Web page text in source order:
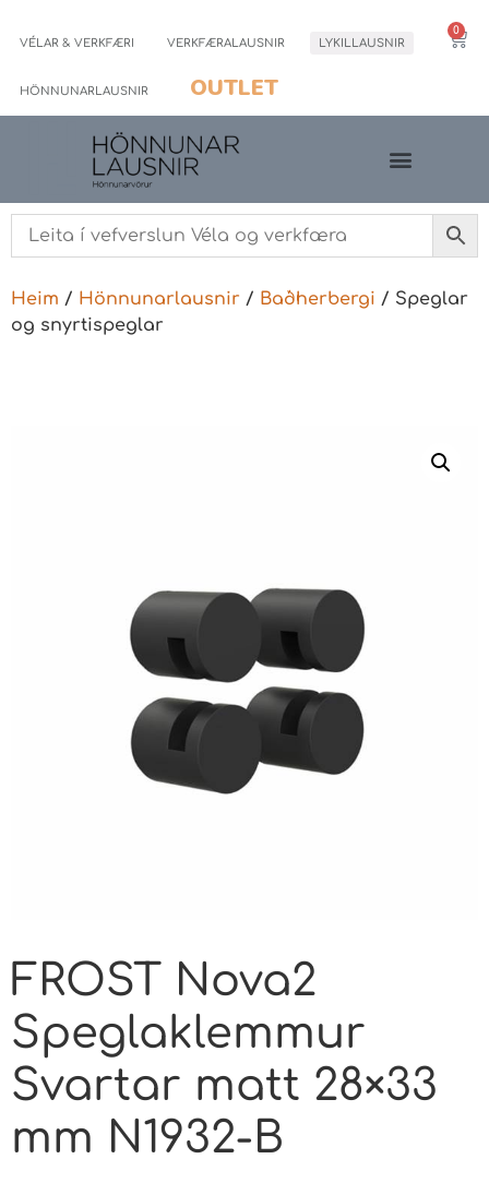
VÉLAR & VERKFÆRI VERKFÆRALAUSNIR LYKILLAUSNIR
HÖNNUNARLAUSNIR OUTLET
0
Heim / Hönnunarlausnir / Baðherbergi / Speglar
og snyrtispeglar
FROST Nova2
Speglaklemmur
Svartar matt 28×33
mm N1932-B